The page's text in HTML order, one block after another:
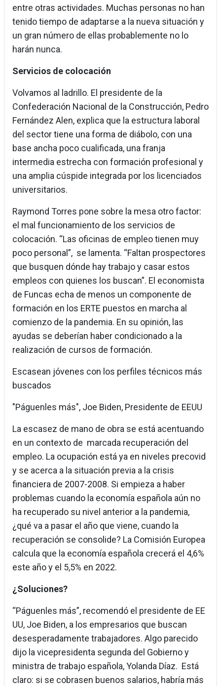
entre otras actividades. Muchas personas no han
tenido tiempo de adaptarse a la nueva situación y
un gran número de ellas probablemente no lo
harán nunca.
Servicios de colocación
Volvamos al ladrillo. El presidente de la
Confederación Nacional de la Construcción, Pedro
Fernández Alen, explica que la estructura laboral
del sector tiene una forma de diábolo, con una
base ancha poco cualificada, una franja
intermedia estrecha con formación profesional y
una amplia cúspide integrada por los licenciados
universitarios.
Raymond Torres pone sobre la mesa otro factor:
el mal funcionamiento de los servicios de
colocación. “Las oficinas de empleo tienen muy
poco personal”, se lamenta. “Faltan prospectores
que busquen dónde hay trabajo y casar estos
empleos con quienes los buscan”. El economista
de Funcas echa de menos un componente de
formación en los ERTE puestos en marcha al
comienzo de la pandemia. En su opinión, las
ayudas se deberían haber condicionado a la
realización de cursos de formación.
Escasean jóvenes con los perfiles técnicos más
buscados
"Páguenles más", Joe Biden, Presidente de EEUU
La escasez de mano de obra se está acentuando
en un contexto de marcada recuperación del
empleo. La ocupación está ya en niveles precovid
y se acerca a la situación previa a la crisis
financiera de 2007-2008. Si empieza a haber
problemas cuando la economía española aún no
ha recuperado su nivel anterior a la pandemia,
¿qué va a pasar el año que viene, cuando la
recuperación se consolide? La Comisión Europea
calcula que la economía española crecerá el 4,6%
este año y el 5,5% en 2022.
¿Soluciones?
“Páguenles más”, recomendó el presidente de EE
UU, Joe Biden, a los empresarios que buscan
desesperadamente trabajadores. Algo parecido
dijo la vicepresidenta segunda del Gobierno y
ministra de trabajo española, Yolanda Díaz. Está
claro: si se cobrasen buenos salarios, habría más